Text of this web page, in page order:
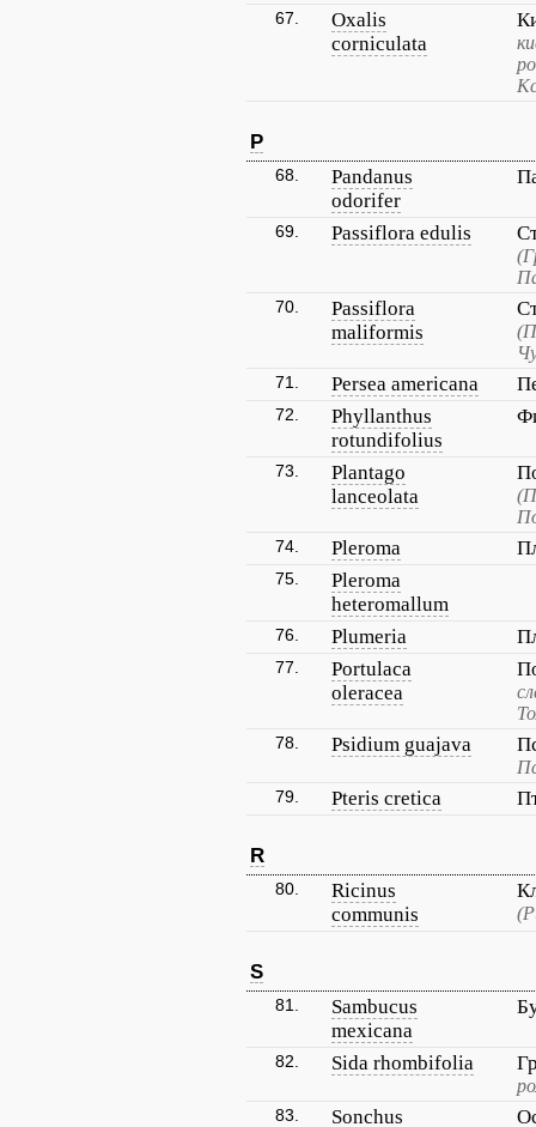
67.
Oxalis
corniculata
P
68.
Pandanus
odorifer
69. Passiflora edulis
70.
Passiflora
maliformis
71. Persea americana
72.
Phyllanthus
rotundifolius
73.
Plantago
lanceolata
74. Pleroma
75.
Pleroma
heteromallum
76. Plumeria
77.
Portulaca
oleracea
78. Psidium guajava
79. Pteris cretica
R
80.
Ricinus
communis
S
81.
Sambucus
mexicana
82. Sida rhombifolia
83.
Sonchus